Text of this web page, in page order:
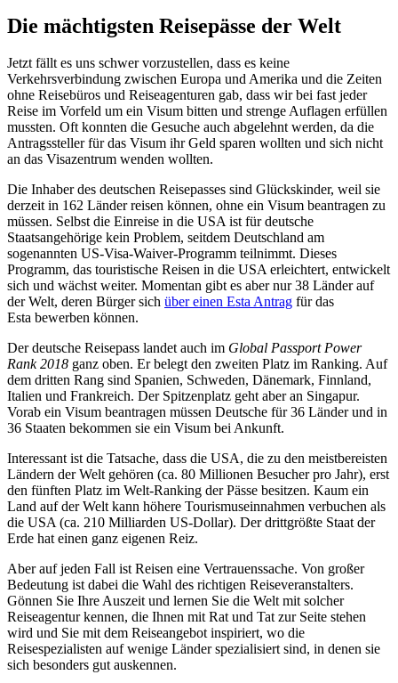
Die mächtigsten Reisepässe der Welt
Jetzt fällt es uns schwer vorzustellen, dass es keine
Verkehrsverbindung zwischen Europa und Amerika und die Zeiten
ohne Reisebüros und Reiseagenturen gab, dass wir bei fast jeder
Reise im Vorfeld um ein Visum bitten und strenge Auflagen erfüllen
mussten. Oft konnten die Gesuche auch abgelehnt werden, da die
Antragssteller für das Visum ihr Geld sparen wollten und sich nicht
an das Visazentrum wenden wollten.
Die Inhaber des deutschen Reisepasses sind Glückskinder, weil sie
derzeit in 162 Länder reisen können, ohne ein Visum beantragen zu
müssen. Selbst die Einreise in die USA ist für deutsche
Staatsangehörige kein Problem, seitdem Deutschland am
sogenannten US-Visa-Waiver-Programm teilnimmt. Dieses
Programm, das touristische Reisen in die USA erleichtert, entwickelt
sich und wächst weiter. Momentan gibt es aber nur 38 Länder auf
der Welt, deren Bürger sich über einen Esta Antrag für das
Esta bewerben können.
Der deutsche Reisepass landet auch im Global Passport Power
Rank 2018 ganz oben. Er belegt den zweiten Platz im Ranking. Auf
dem dritten Rang sind Spanien, Schweden, Dänemark, Finnland,
Italien und Frankreich. Der Spitzenplatz geht aber an Singapur.
Vorab ein Visum beantragen müssen Deutsche für 36 Länder und in
36 Staaten bekommen sie ein Visum bei Ankunft.
Interessant ist die Tatsache, dass die USA, die zu den meistbereisten
Ländern der Welt gehören (ca. 80 Millionen Besucher pro Jahr), erst
den fünften Platz im Welt-Ranking der Pässe besitzen. Kaum ein
Land auf der Welt kann höhere Tourismuseinnahmen verbuchen als
die USA (ca. 210 Milliarden US-Dollar). Der drittgrößte Staat der
Erde hat einen ganz eigenen Reiz.
Aber auf jeden Fall ist Reisen eine Vertrauenssache. Von großer
Bedeutung ist dabei die Wahl des richtigen Reiseveranstalters.
Gönnen Sie Ihre Auszeit und lernen Sie die Welt mit solcher
Reiseagentur kennen, die Ihnen mit Rat und Tat zur Seite stehen
wird und Sie mit dem Reiseangebot inspiriert, wo die
Reisespezialisten auf wenige Länder spezialisiert sind, in denen sie
sich besonders gut auskennen.